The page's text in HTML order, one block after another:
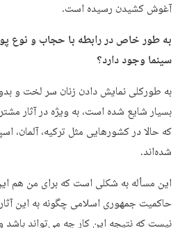
آغوش کشیدن رسیده است.
به طور خاص در رابطه با حجاب و نوع
سینما وجود دارد؟
به طورکلی نمایش دادن زنان سر لخت و
بسیار شایع شده است، به ویژه در آثار
که حالا در کشورهایی مثل ترکیه، آلمان،
شده‌اند.
این مسأله به شکلی است که برای من هم
حاکمیت جمهوری اسلامی چگونه به این‌